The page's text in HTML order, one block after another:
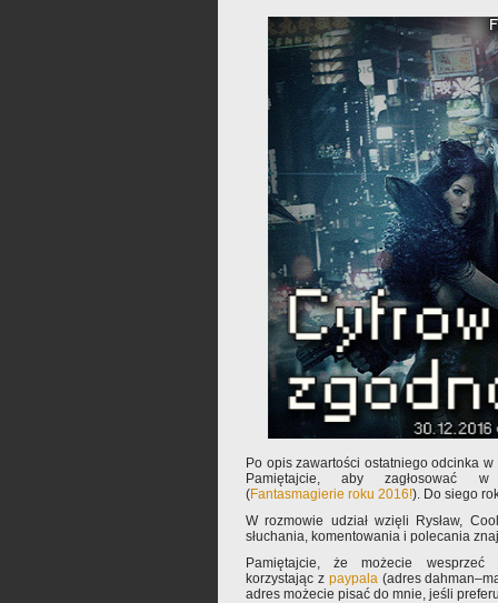
Po opis zawartości ostatniego odcinka
Pamiętajcie, aby zagłosować w
(Fantasmagierie roku 2016!). Do siego
W rozmowie udział wzięli Rysław,
słuchania, komentowania i polecania
Pamiętajcie, że możecie wesprzeć
korzystając z paypala(adres
adres możecie pisać do mnie, jeśli